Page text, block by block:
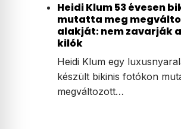
Heidi Klum 53 évesen
mutatta meg
alakját: nem zavarják
kilók
Heidi Klum egy
készült bikinis fotókon
megváltozott…